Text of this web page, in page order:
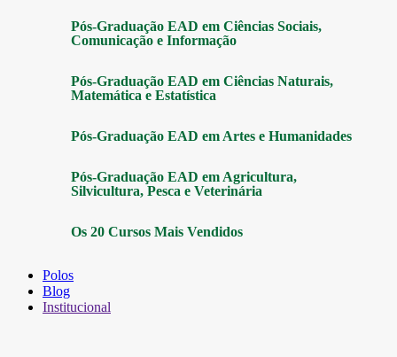
Pós-Graduação EAD em Ciências Sociais,
Comunicação e Informação
Pós-Graduação EAD em Ciências Naturais,
Matemática e Estatística
Pós-Graduação EAD em Artes e Humanidades
Pós-Graduação EAD em Agricultura,
Silvicultura, Pesca e Veterinária
Os 20 Cursos Mais Vendidos
Polos
Blog
Institucional